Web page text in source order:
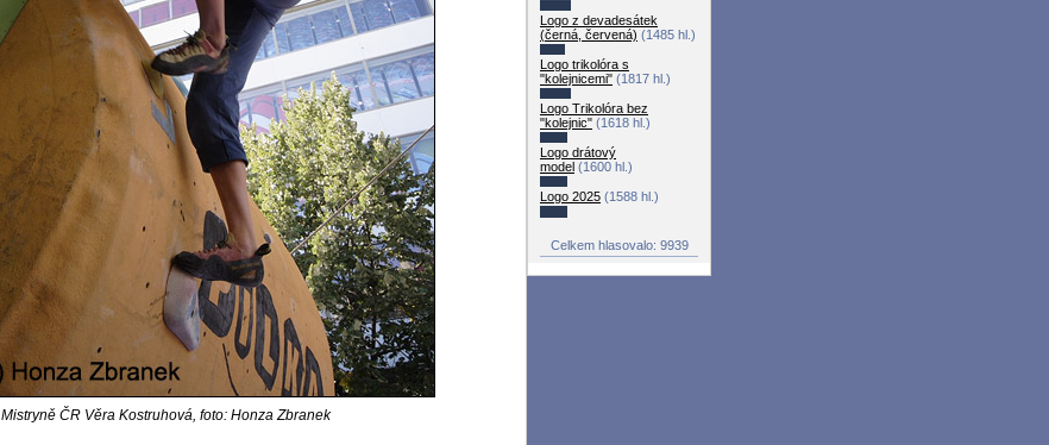
Mistryně ČR Věra Kostruhová, foto: Honza Zbranek
Logo z devadesátek
(černá, červená) (1485 hl.)
Logo trikolóra s
"kolejnicemi" (1817 hl.)
Logo Trikolóra bez
"kolejnic" (1618 hl.)
Logo drátový
model (1600 hl.)
Logo 2025 (1588 hl.)
Celkem hlasovalo: 9939